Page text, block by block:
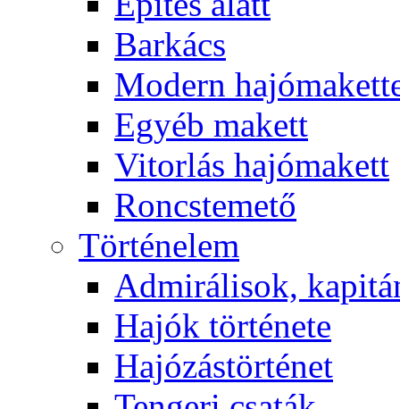
Barkács
Modern
Egyéb makett
Vitorlás hajómakett
Roncstemető
Történelem
Admirálisok,
Hajók története
Hajózástörténet